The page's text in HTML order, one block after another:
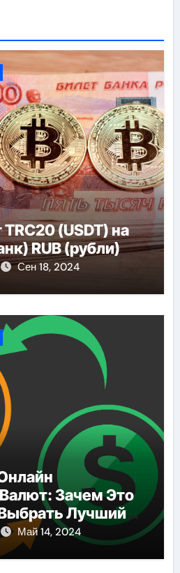
(USDT) на
RUB (рубли)
Сен 18, 2024
Зачем Это
Лучший
Май 14, 2024